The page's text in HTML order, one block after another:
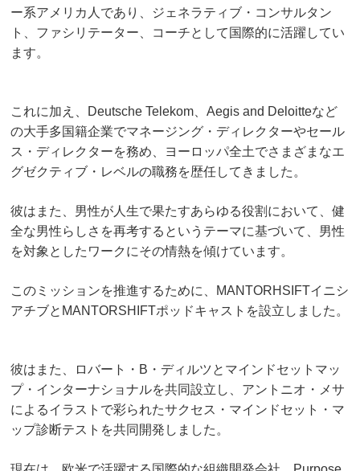
ー系アメリカ人であり、 ジェネラティブ・コンサルタン
ト、ファシリテーター、コーチとして国際的に活躍してい
ます。
これに加え、Deutsche Telekom、Aegis and Deloitteなど
の大手多国籍企業でマネージング・ディレクターやセール
ス・ディレクターを務め、 ヨーロッパ全土でさまざまなエ
グゼクティブ・レベルの職務を歴任してきました。
彼はまた、男性が人生で果たすあらゆる役割において、健
全な男性らしさを再考するというテーマに基づいて、 男性
を対象としたワークにその情熱を傾けています。
このミッションを推進するために、 MANTORHSIFTイニシ
アチブとMANTORSHIFTポッドキャストを設立しました。
彼はまた、ロバート・B・ディルツとマインドセットマッ
プ・インターナショナルを共同設立し、アントニオ・メサ
によるイラストで彩られたサクセス・マインドセット・マ
ップ診断テストを共同開発しました。